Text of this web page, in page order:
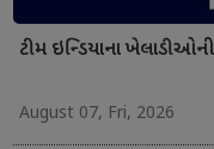
ટીમ ઇન્ડિયાના
August 07, Fri, 2026